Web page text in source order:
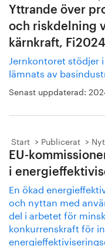
Yttrande över
och riskdelning
kärnkraft,
Jernkontoret stödjer
lämnats av
Senast uppdaterad:
Start Publicerat
EU-
i
En ökad
och nyttan med
del i arbetet för
konkurrenskraft för